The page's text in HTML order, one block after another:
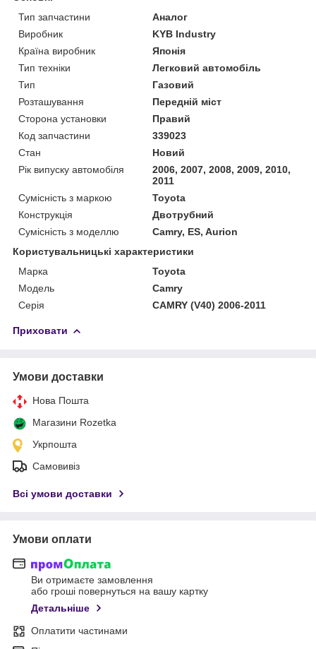
Тип запчастини
Аналог
Виробник
KYB Industry
Країна виробник
Японія
Тип техніки
Легковий автомобіль
Тип
Газовий
Розташування
Передній міст
Сторона установки
Правий
Код запчастини
339023
Стан
Новий
Рік випуску автомобіля
2006, 2007, 2008, 2009, 2010,
2011
Сумісність з маркою
Toyota
Конструкція
Двотрубний
Сумісність з моделлю
Camry, ES, Aurion
Користувальницькі характеристики
Марка
Toyota
Модель
Camry
Серія
CAMRY (V40) 2006-2011
Приховати
Умови доставки
Нова Пошта
Магазини Rozetka
Укрпошта
Самовивіз
Всі умови доставки
Умови оплати
Ви отримаєте замовлення
або гроші повернуться на вашу картку
Детальніше
Оплатити частинами